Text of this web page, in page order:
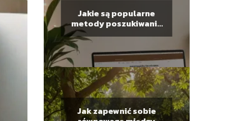
Jakie są popularne
metody poszukiwania
pracy online?
Jak zapewnić sobie